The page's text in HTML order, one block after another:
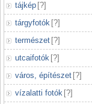
tájkép [?]
tárgyfotók [?]
természet [?]
utcaifotók [?]
város, építészet [?]
vízalatti fotók [?]